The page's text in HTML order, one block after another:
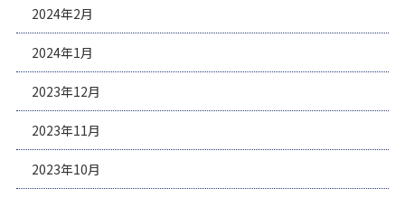
2024年2月
2024年1月
2023年12月
2023年11月
2023年10月